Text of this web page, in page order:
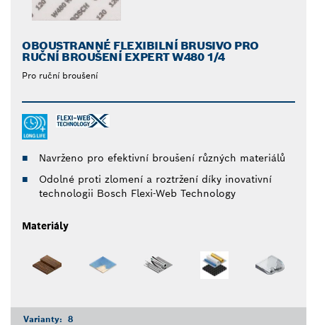
OBOUSTRANNÉ FLEXIBILNÍ BRUSIVO PRO
RUČNÍ BROUŠENÍ EXPERT W480 1/4
Pro ruční broušení
Navrženo pro efektivní broušení různých materiálů
Odolné proti zlomení a roztržení díky inovativní
technologii Bosch Flexi-Web Technology
Materiály
Varianty: 8